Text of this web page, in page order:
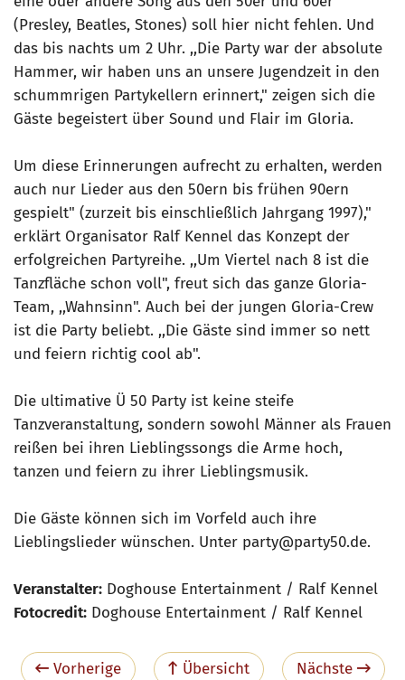
(Presley, Beatles, Stones) soll hier nicht fehlen. Und
das bis nachts um 2 Uhr. ,,Die Party war der absolute
Hammer, wir haben uns an unsere Jugendzeit in den
schummrigen Partykellern erinnert," zeigen sich die
Gäste begeistert über Sound und Flair im Gloria.
Um diese Erinnerungen aufrecht zu erhalten, werden
auch nur Lieder aus den 50ern bis frühen 90ern
gespielt" (zurzeit bis einschließlich Jahrgang 1997),"
erklärt Organisator Ralf Kennel das Konzept der
erfolgreichen Partyreihe. ,,Um Viertel nach 8 ist die
Tanzfläche schon voll", freut sich das ganze Gloria-
Team, ,,Wahnsinn". Auch bei der jungen Gloria-Crew
ist die Party beliebt. ,,Die Gäste sind immer so nett
und feiern richtig cool ab".
Die ultimative Ü 50 Party ist keine steife
Tanzveranstaltung, sondern sowohl Männer als Frauen
reißen bei ihren Lieblingssongs die Arme hoch,
tanzen und feiern zu ihrer Lieblingsmusik.
Die Gäste können sich im Vorfeld auch ihre
Lieblingslieder wünschen. Unter party@party50.de.
Veranstalter: Doghouse Entertainment / Ralf Kennel
Fotocredit: Doghouse Entertainment / Ralf Kennel
Vorherige Übersicht Nächste